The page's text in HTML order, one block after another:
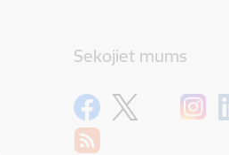
Sekojiet mums